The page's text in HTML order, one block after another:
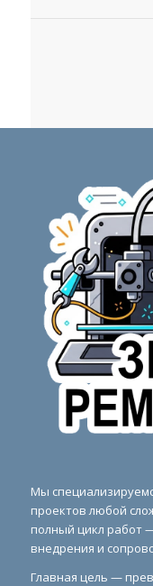
Мы
проектов любой
полный цикл работ
внедрения и
Главная цель —